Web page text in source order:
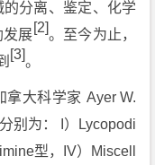
分离、鉴定、化学
发展[2]。至今为止，
[3]。
大科学家 Ayer W.
别为： I）Lycopodi
型，IV）Miscell